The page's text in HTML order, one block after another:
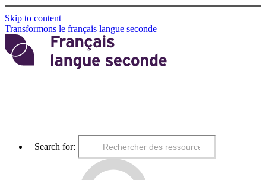
Skip to content
Transformons le français langue seconde
Search for: